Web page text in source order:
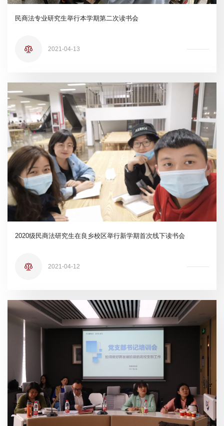
民商法专业研究生举行本学期第二次读书会
2021-04-13
2020级民商法研究生在良乡校区举行新学期首次线下读书会
2021-04-12